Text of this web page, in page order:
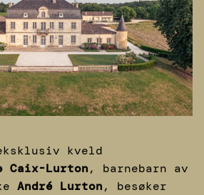
kveld
Caix-Lurton, barnebarn av
André Lurton, besøker